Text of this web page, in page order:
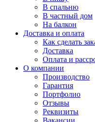
В спальню
В частный дом
На балкон
Доставка и оплата
Как сделать
Доставка
Оплата и
О компании
Производство
Гарантия
Портфолио
Отзывы
Реквизиты
Вакансии